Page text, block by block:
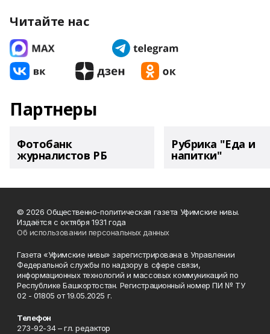
Читайте нас
Партнеры
Фотобанк
журналистов РБ
Рубрика "Еда и
напитки"
© 2026 Общественно-политическая газета Уфимские нивы.
Издаётся с октября 1931 года
Об использовании персональных данных
Газета «Уфимские нивы» зарегистрирована в Управлении
Федеральной службы по надзору в сфере связи,
информационных технологий и массовых коммуникаций по
Республике Башкортостан. Регистрационный номер ПИ № ТУ
02 - 01805 от 19.05.2025 г.
Телефон
273-92-34 – гл. редактор